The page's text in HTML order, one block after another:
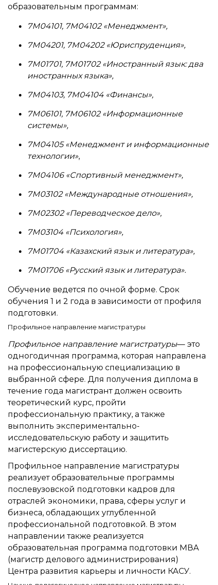
образовательным программам:
7М04101, 7М04102 «Менеджмент»,
7М04201, 7М04202 «Юриспруденция»,
7М01701, 7М01702 «Иностранный язык: два
иностранных языка»,
7М04103, 7М04104 «Финансы»,
7М06101, 7М06102 «Информационные
системы»,
7М04105 «Менеджмент и информационные
технологии»,
7М04106 «Спортивный менеджмент»,
7М03102 «Международные отношения»,
7М02302 «Переводческое дело»,
7М03104 «Психология»,
7М01704 «Казахский язык и литература»,
7М01706 «Русский язык и литература».
Обучение ведется по очной форме. Срок
обучения 1 и 2 года в зависимости от профиля
подготовки.
Профильное направление магистратуры
Профильное направление магистратуры— это
одногодичная программа, которая направлена
на профессиональную специализацию в
выбранной сфере. Для получения диплома в
течение года магистрант должен освоить
теоретический курс, пройти
профессиональную практику, а также
выполнить экспериментально-
исследовательскую работу и защитить
магистерскую диссертацию.
Профильное направление магистратуры
реализует образовательные программы
послевузовской подготовки кадров для
отраслей экономики, права, сферы услуг и
бизнеса, обладающих углубленной
профессиональной подготовкой. В этом
направлении также реализуется
образовательная программа подготовки МВА
(магистр делового администрирования)
Центра развития карьеры и личности КАСУ.